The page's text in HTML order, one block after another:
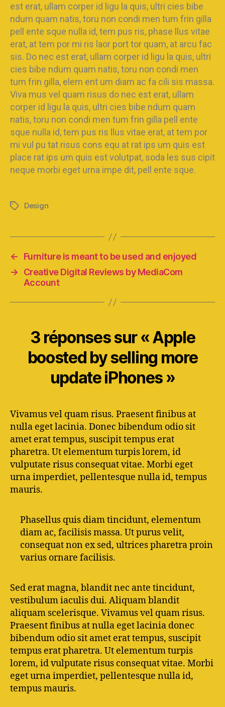
est erat, ullam corper id ligu la quis, ultri cies bibe
ndum quam natis, toru non condi men tum frin gilla
pell ente sque nulla id, tem pus ris, phase llus vitae
erat, at tem por mi ris laor port tor quam, at arcu fac
sis. Do nec est erat, ullam corper id ligu la quis, ultri
cies bibe ndum quam natis, toru non condi men
tum frin gilla, elem ent um diam ac fa cili sis massa.
Viva mus vel quam risus do nec est erat, ullam
corper id ligu la quis, ultri cies bibe ndum quam
natis, toru non condi men tum frin gilla pell ente
sque nulla id, tem pus ris llus vitae erat, at tem por
mi vul pu tat risus cons equ at rat ips um quis est
place rat ips um quis est volutpat, soda les sus cipit
neque morbi eget urna impe dit, pell ente sque.
Design
←
Furniture is meant to be used and enjoyed
→
Creative Digital Reviews by MediaCom
Account
3 réponses sur « Apple
boosted by selling more
update iPhones »
Vivamus vel quam risus. Praesent finibus at
nulla eget lacinia. Donec bibendum odio sit
amet erat tempus, suscipit tempus erat
pharetra. Ut elementum turpis lorem, id
vulputate risus consequat vitae. Morbi eget
urna imperdiet, pellentesque nulla id, tempus
mauris.
Phasellus quis diam tincidunt, elementum
diam ac, facilisis massa. Ut purus velit,
consequat non ex sed, ultrices pharetra proin
varius ornare facilisis.
Sed erat magna, blandit nec ante tincidunt,
vestibulum iaculis dui. Aliquam blandit
aliquam scelerisque. Vivamus vel quam risus.
Praesent finibus at nulla eget lacinia donec
bibendum odio sit amet erat tempus, suscipit
tempus erat pharetra. Ut elementum turpis
lorem, id vulputate risus consequat vitae. Morbi
eget urna imperdiet, pellentesque nulla id,
tempus mauris.